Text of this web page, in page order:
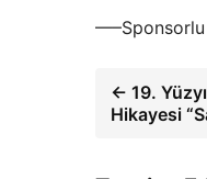
← 19.
Hikayesi